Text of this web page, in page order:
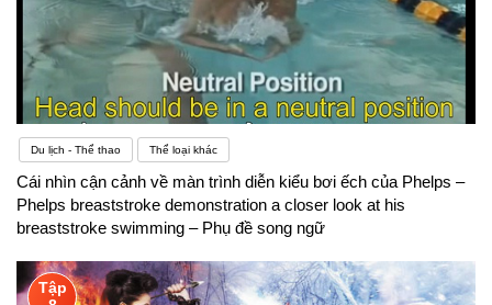
Du lịch - Thể thao Thể loại khác
Cái nhìn cận cảnh về màn trình diễn kiểu bơi ếch của Phelps –
Phelps breaststroke demonstration a closer look at his
breaststroke swimming – Phụ đề song ngữ
Tập